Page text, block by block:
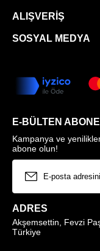
ALIŞVERIŞ
SOSYAL MEDYA
E-BÜLTEN
Kampanya ve
abone olun!
ADRES
Akşemsettin, Fevzi
Türkiye